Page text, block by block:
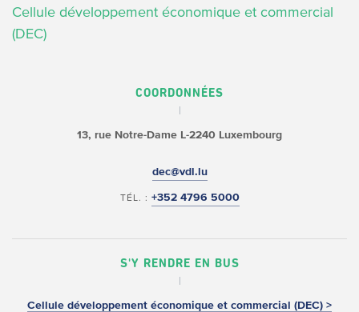
Cellule développement économique et commercial
(DEC)
COORDONNÉES
13, rue Notre-Dame L-2240 Luxembourg
dec@vdl.lu
TÉL. : +352 4796 5000
S'Y RENDRE EN BUS
Cellule développement économique et commercial (DEC) >